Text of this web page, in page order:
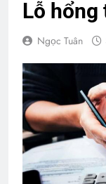
Lỗ hổng
Ngọc Tuân